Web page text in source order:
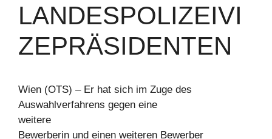
LANDESPOLIZEIVI
ZEPRÄSIDENTEN
Wien (OTS) – Er hat sich im Zuge des
Auswahlverfahrens gegen eine
weitere
Bewerberin und einen weiteren Bewerber